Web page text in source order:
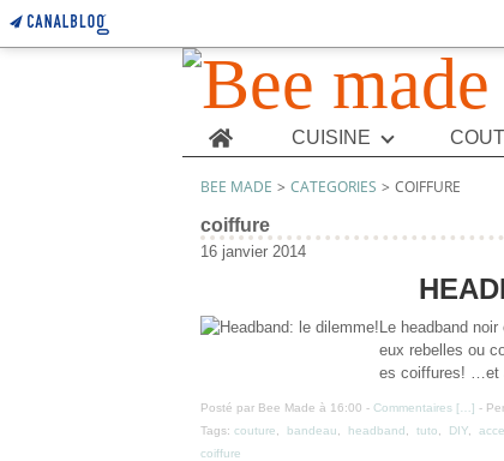
Home CUISINE
BEE MADE > CATEGORIES > COIFFURE
coiffure
16 janvier 2014
Le headband
eux rebelles ou
es coiffures! …et
Posté par Bee Made à 16:00 - Commentaires [ ] -
Tags: couture bandeau headband tuto DIY
coiffure